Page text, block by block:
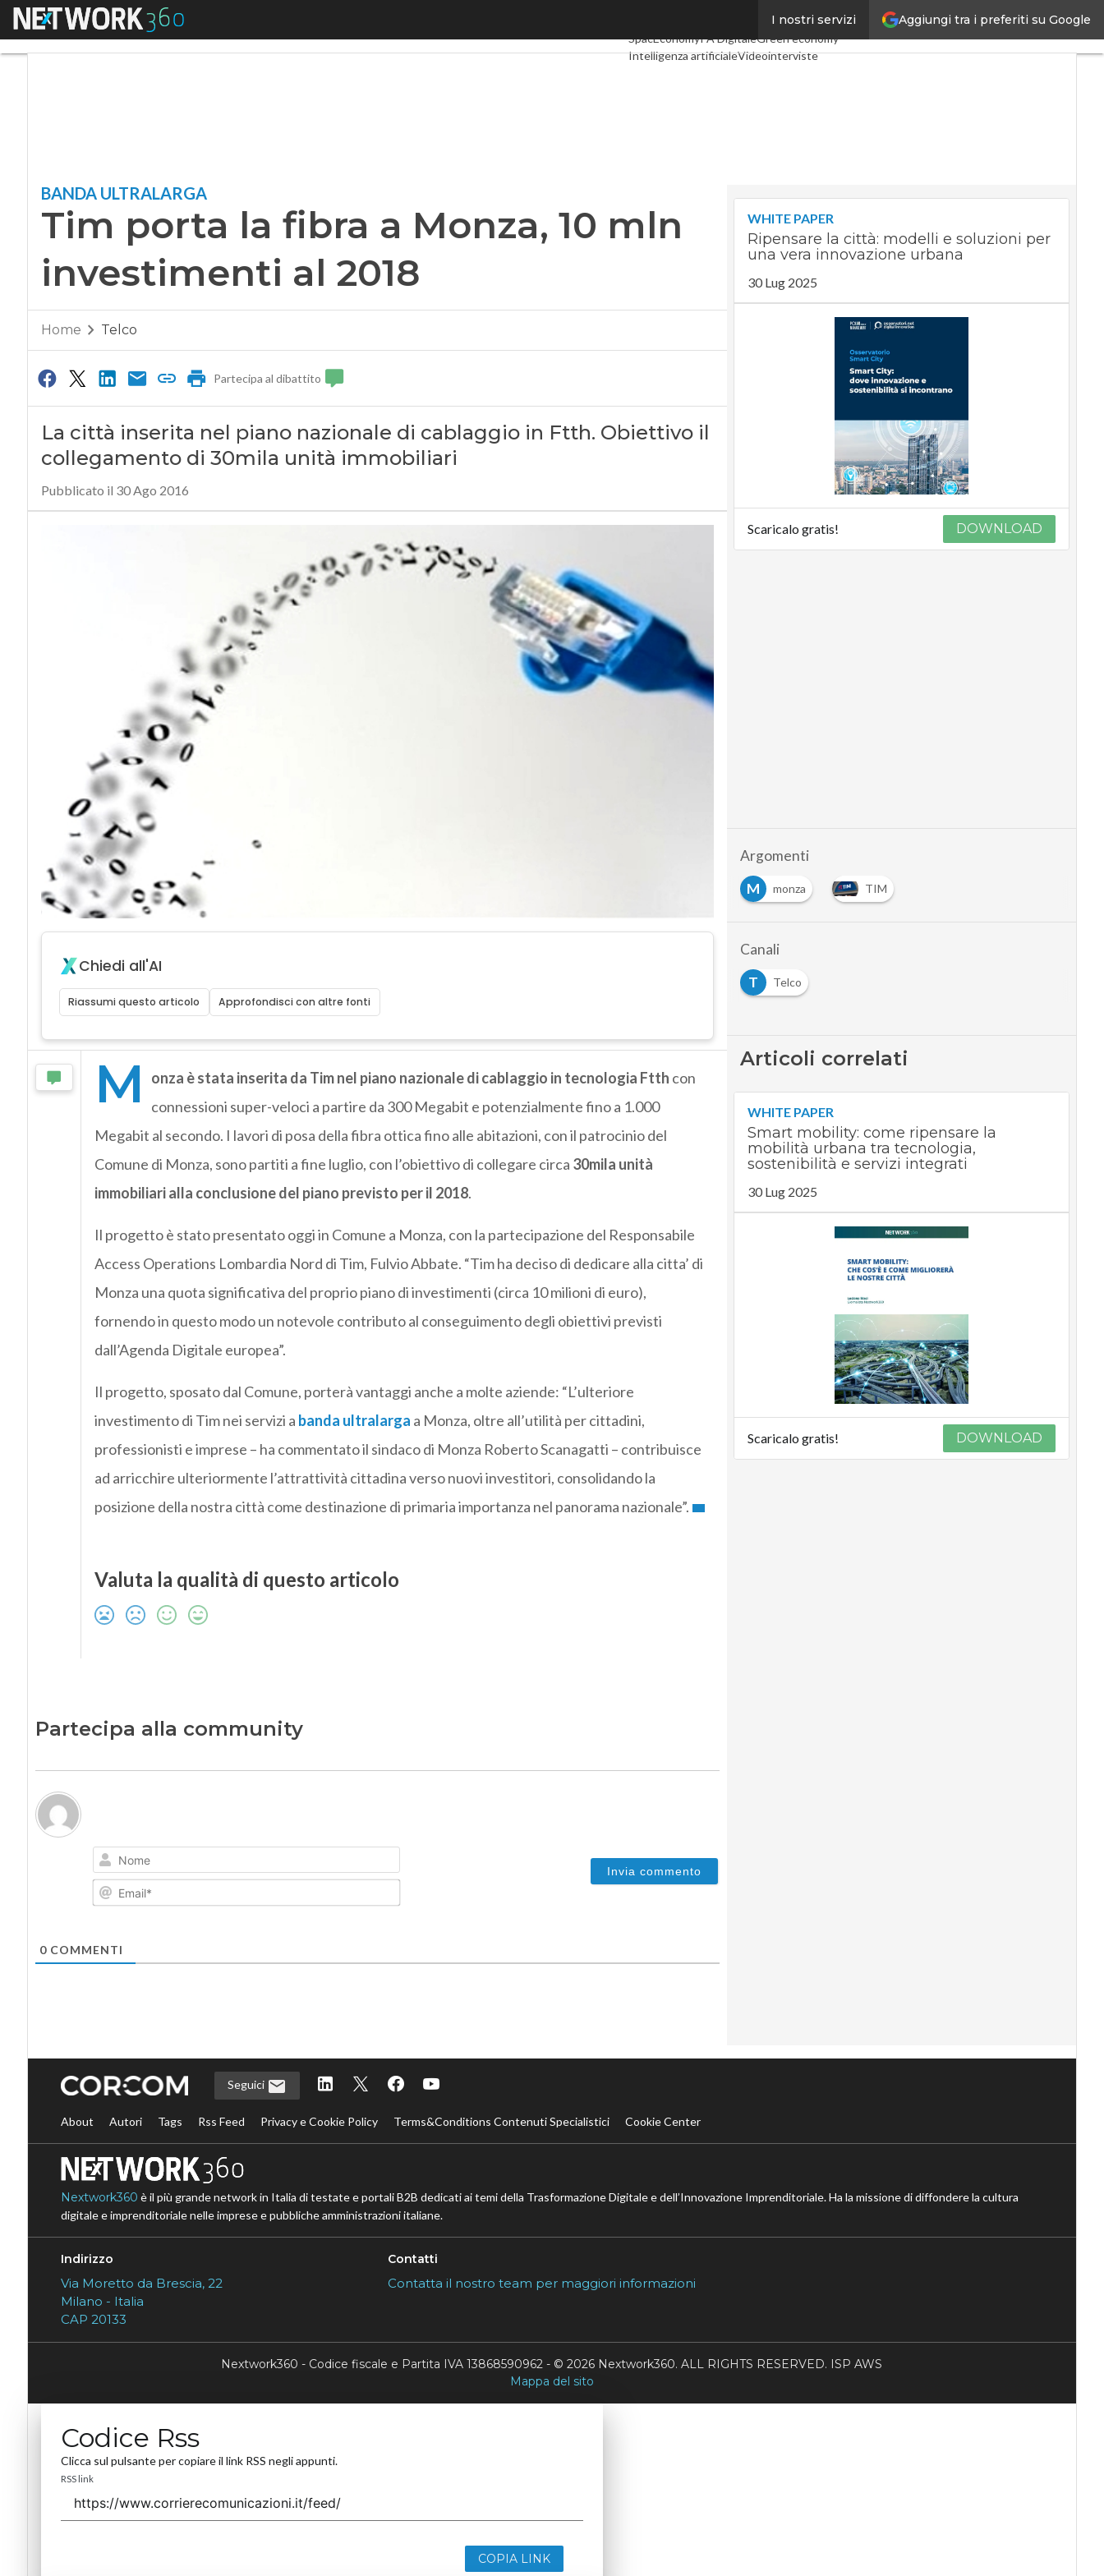
Aggiungi tra i preferiti su Google
I nostri servizi
Menu Digital Economy TelcoIndustria 4.0
SpacEconomyPA DigitaleGreen economy
Intelligenza artificialeVideointerviste
BANDA ULTRALARGA
Tim porta la fibra a Monza, 10 mln
investimenti al 2018
Home Telco
Partecipa al dibattito
La città inserita nel piano nazionale di cablaggio in Ftth. Obiettivo il
collegamento di 30mila unità immobiliari
Pubblicato il 30 Ago 2016
Chiedi all'AI
Riassumi questo articolo Approfondisci con altre fonti
M onza è stata inserita da Tim nel piano nazionale di cablaggio in tecnologia Ftth con
connessioni super-veloci a partire da 300 Megabit e potenzialmente fino a 1.000
Megabit al secondo. I lavori di posa della fibra ottica fino alle abitazioni, con il patrocinio del
Comune di Monza, sono partiti a fine luglio, con l’obiettivo di collegare circa 30mila unità
immobiliari alla conclusione del piano previsto per il 2018.
Il progetto è stato presentato oggi in Comune a Monza, con la partecipazione del Responsabile
Access Operations Lombardia Nord di Tim, Fulvio Abbate. “Tim ha deciso di dedicare alla citta’ di
Monza una quota significativa del proprio piano di investimenti (circa 10 milioni di euro),
fornendo in questo modo un notevole contributo al conseguimento degli obiettivi previsti
dall’Agenda Digitale europea”.
Il progetto, sposato dal Comune, porterà vantaggi anche a molte aziende: “L’ulteriore
investimento di Tim nei servizi a banda ultralarga a Monza, oltre all’utilità per cittadini,
professionisti e imprese – ha commentato il sindaco di Monza Roberto Scanagatti – contribuisce
ad arricchire ulteriormente l’attrattività cittadina verso nuovi investitori, consolidando la
posizione della nostra città come destinazione di primaria importanza nel panorama nazionale”.
Valuta la qualità di questo articolo
Partecipa alla community
Nome
Email*
0COMMENTI
WHITE PAPER
Ripensare la città: modelli e soluzioni per
una vera innovazione urbana
30 Lug 2025
Scaricalo gratis! DOWNLOAD
Argomenti
M
monza TIM
Canali
T
Telco
Articoli correlati
WHITE PAPER
Smart mobility: come ripensare la
mobilità urbana tra tecnologia,
sostenibilità e servizi integrati
30 Lug 2025
Scaricalo gratis! DOWNLOAD
Seguici
About Autori Tags Rss Feed Privacy e Cookie Policy Terms&Conditions Contenuti Specialistici Cookie Center
Nextwork360 è il più grande network in Italia di testate e portali B2B dedicati ai temi della Trasformazione Digitale e dell’Innovazione Imprenditoriale. Ha la missione di diffondere la cultura
digitale e imprenditoriale nelle imprese e pubbliche amministrazioni italiane.
Indirizzo
Via Moretto da Brescia, 22
Milano - Italia
CAP 20133
Contatti
Contatta il nostro team per maggiori informazioni
Nextwork360 - Codice fiscale e Partita IVA 13868590962 - © 2026 Nextwork360. ALL RIGHTS RESERVED. ISP AWS
Mappa del sito
Codice Rss
Clicca sul pulsante per copiare il link RSS negli appunti.
RSS link
COPIA LINK